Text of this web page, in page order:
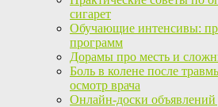
сигарет
Обучающие интенсивы:
программ
Дорамы про месть и
Боль в колене после
осмотр врача
Онлайн-доски